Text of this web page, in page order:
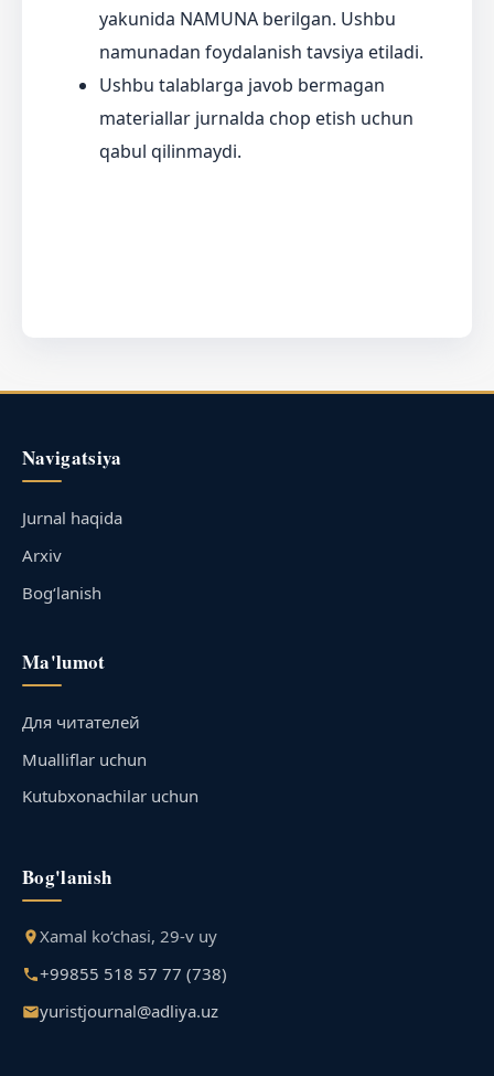
yakunida NAMUNA berilgan. Ushbu
namunadan foydalanish tavsiya etiladi.
Ushbu talablarga javob bermagan
materiallar jurnalda chop etish uchun
qabul qilinmaydi.
Navigatsiya
Jurnal haqida
Arxiv
Bog‘lanish
Ma'lumot
Для читателей
Mualliflar uchun
Kutubxonachilar uchun
Bog'lanish
Xamal ko‘chasi, 29-v uy
+99855 518 57 77 (738)
yuristjournal@adliya.uz